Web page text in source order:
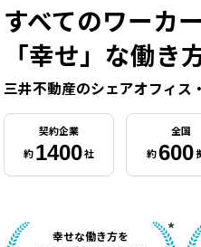
すべてのワーカ
「幸せ」な働き
三井不動産のシェアオフィス
契約企業
約1400社
全国
約600
幸せな働き方を